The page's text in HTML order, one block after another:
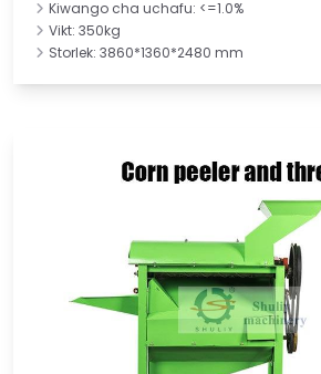
Kiwango cha uchafu: <=1.0%
Vikt: 350kg
Storlek: 3860*1360*2480 mm